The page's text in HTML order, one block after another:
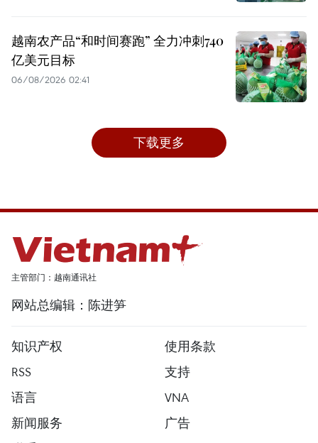
越南农产品“和时间赛跑” 全力冲刺740
亿美元目标
06/08/2026 02:41
下载更多
主管部门：越南通讯社
网站总编辑：陈进笋
知识产权
使用条款
RSS
支持
语言
VNA
新闻服务
广告